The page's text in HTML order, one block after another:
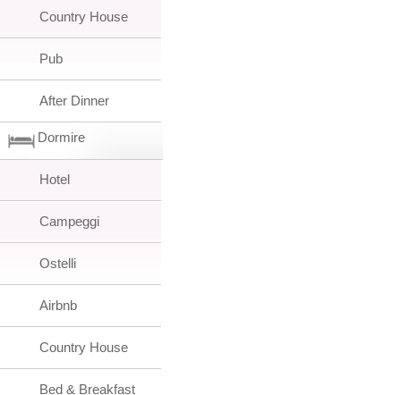
Country House
Pub
After Dinner
Dormire
Hotel
Campeggi
Ostelli
Airbnb
Country House
Bed & Breakfast